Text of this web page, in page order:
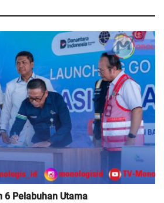
6 Pelabuhan Utama